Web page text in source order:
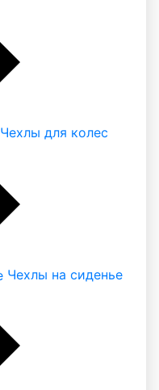
Чехлы для колес
Чехлы на сиденье